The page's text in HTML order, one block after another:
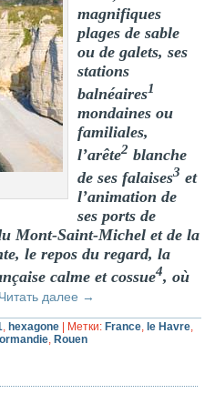
magnifiques
plages de sable
ou de galets, ses
stations
balnéaires1
mondaines ou
familiales,
l’arête2 blanche
de ses falaises3 et
l’animation de
ses ports de
Mont-Saint-Michel et de la
le repos du regard, la
calme et cossue4, où
Читать далее →
, hexagone Метки: France, le Havre,
, Rouen